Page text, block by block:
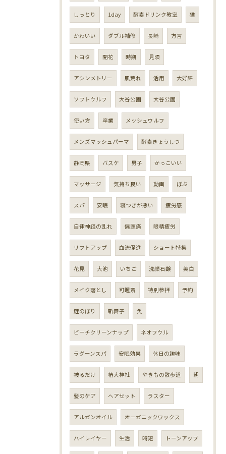
しっとり 1day 酵素ドリンク教室 猫
かわいい ダブル補修 長崎 方言
トヨタ 開花 時期 見頃
アシンメトリー 肌荒れ 活用 大好評
ソフトウルフ 大谷公園 大谷公園
使い方 卒業 メッシュウルフ
メンズマッシュパーマ 酵素きょうしつ
静岡県 バスケ 男子 かっこいい
マッサージ 気持ち良い 動画 ぼぶ
スパ 安眠 寝つきが悪い 疲労感
自律神経の乱れ 偏頭痛 眼精疲労
リフトアップ 血流促進 ショート特集
花見 大池 いちご 洗顔石鹸 美白
メイク落とし 可睡斎 特別参拝 予約
鯉のぼり 新舞子 魚
ビーチクリーンナップ ネオフウル
ラグーンスパ 安眠効果 休日の趣味
被るだけ 椿大神社 やきもの散歩道 朝
髪のケア ヘアセット ラスター
アルガンオイル オーガニックワックス
ハイレイヤー 生活 時短 トーンアップ